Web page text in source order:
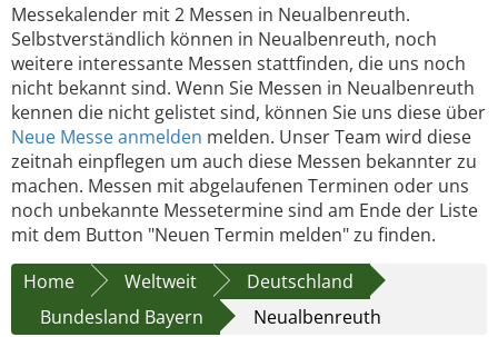
Messekalender mit 2 Messen in Neualbenreuth.
Selbstverständlich können in Neualbenreuth, noch
weitere interessante Messen stattfinden, die uns noch
nicht bekannt sind. Wenn Sie Messen in Neualbenreuth
kennen die nicht gelistet sind, können Sie uns diese über
Neue Messe anmelden melden. Unser Team wird diese
zeitnah einpflegen um auch diese Messen bekannter zu
machen. Messen mit abgelaufenen Terminen oder uns
noch unbekannte Messetermine sind am Ende der Liste
mit dem Button "Neuen Termin melden" zu finden.
Home
Weltweit
Deutschland
Bundesland Bayern
Neualbenreuth